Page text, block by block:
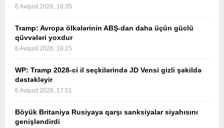
6 Avqust 2026, 18:35
Tramp: Avropa ölkələrinin ABŞ-dan daha üçün güclü
qüvvələri yoxdur
6 Avqust 2026, 18:15
WP: Tramp 2028-ci il seçkilərində JD Vensi gizli şəkildə
dəstəkləyir
6 Avqust 2026, 17:51
Böyük Britaniya Rusiyaya qarşı sanksiyalar siyahısını
genişləndirdi